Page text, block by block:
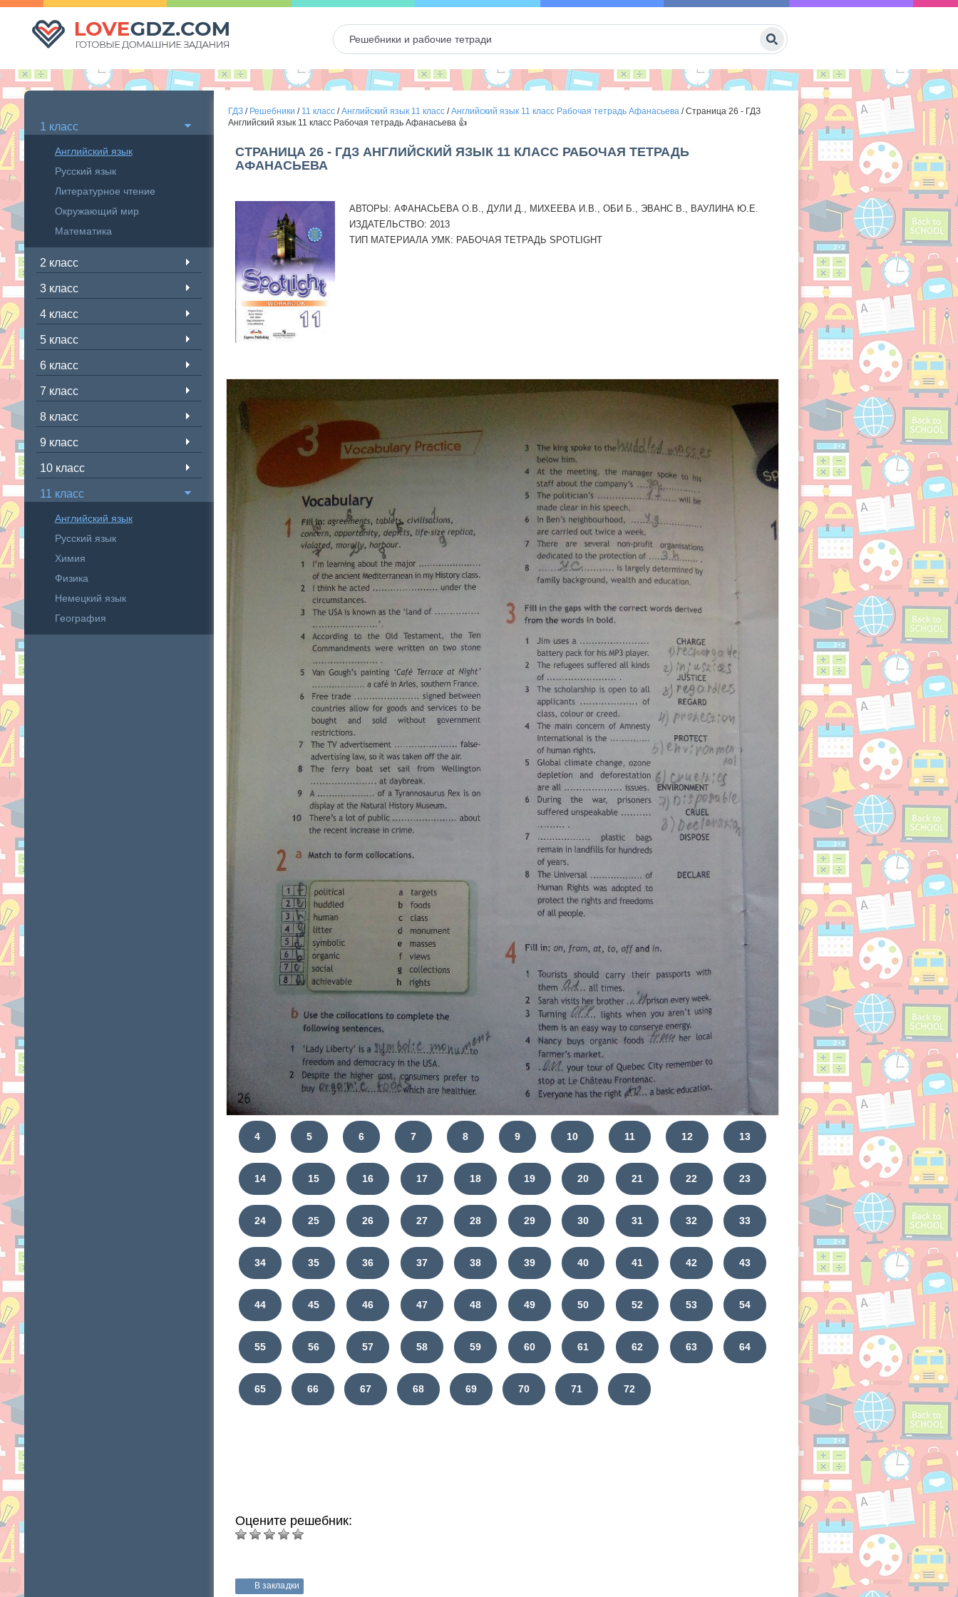
1 класс
Английский язык
Русский язык
Литературное чтение
Окружающий мир
Математика
2 класс
3 класс
4 класс
5 класс
6 класс
7 класс
8 класс
9 класс
10 класс
11 класс
Английский язык
Русский язык
Химия
Физика
Немецкий язык
География
ГДЗ/ Решебники / 11 класс/Английский язык 11 класс/Английский язык 11 класс Рабочая тетрадь Афанасьева/Страница 26 - ГДЗ
Английский язык 11 класс Рабочая тетрадь Афанасьева 👍
СТРАНИЦА 26 - ГДЗ АНГЛИЙСКИЙ ЯЗЫК 11 КЛАСС РАБОЧАЯ ТЕТРАДЬ
АФАНАСЬЕВА
АВТОРЫ: АФАНАСЬЕВА О.В., ДУЛИ Д., МИХЕЕВА И.В., ОБИ Б., ЭВАНС В., ВАУЛИНА Ю.Е.
ИЗДАТЕЛЬСТВО: 2013
ТИП МАТЕРИАЛА УМК: РАБОЧАЯ ТЕТРАДЬ SPOTLIGHT
4 5 6 7 8 9 10 11 12 13
14 15 16 17 18 19 20 21 22 23
24 25 26 27 28 29 30 31 32 33
34 35 36 37 38 39 40 41 42 43
44 45 46 47 48 49 50 52 53 54
55 56 57 58 59 60 61 62 63 64
65 66 67 68 69 70 71 72
Оцените решебник:
В закладки